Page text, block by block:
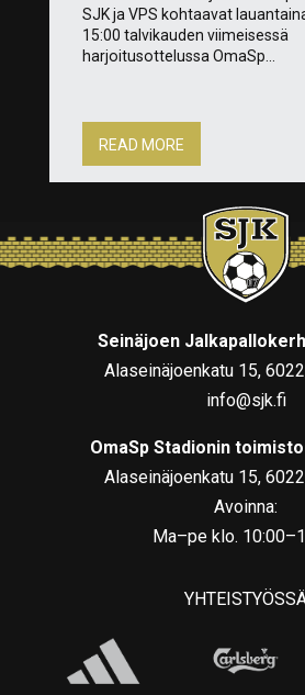
SJK ja VPS kohtaavat
15:00 talvikauden viimeisessä
harjoitusottelussa OmaSp...
READ MORE
Seinäjoen
Alaseinäjoenkatu 15,
info@sjk.fi
OmaSp Stadionin
Alaseinäjoenkatu 15,
Avoinna:
Ma–pe klo.